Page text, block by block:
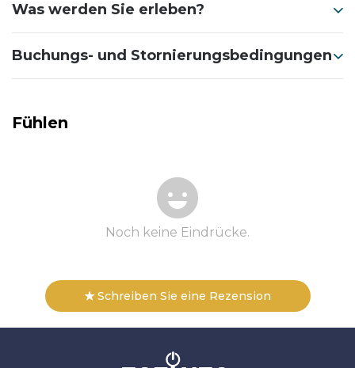
Was werden Sie erleben?
Buchungs- und Stornierungsbedingungen
Fühlen
Noch keine Eindrücke.
Schreiben Sie eine Rezension